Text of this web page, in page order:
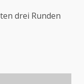
drei Runden